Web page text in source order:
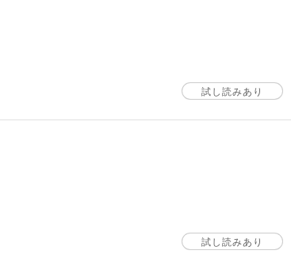
試し読みあり
試し読みあり